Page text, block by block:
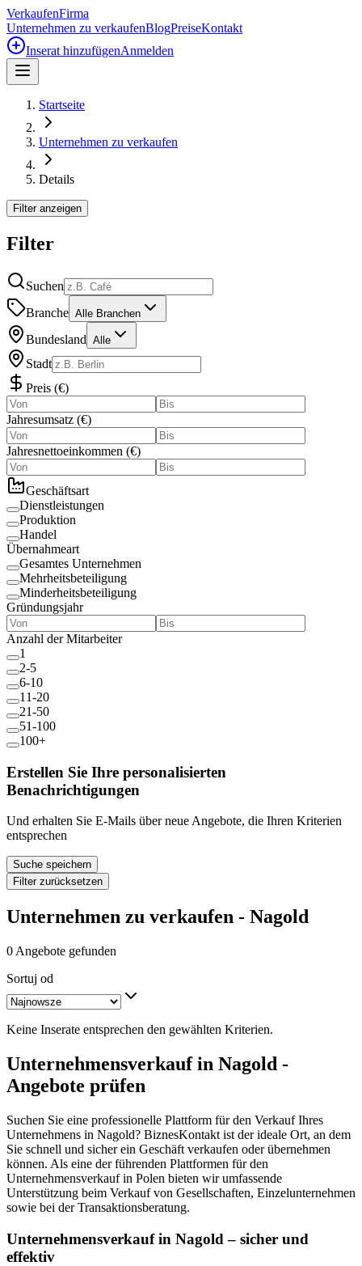
VerkaufenFirma
Unternehmen zu verkaufenBlogPreiseKontakt
Inserat hinzufügenAnmelden
Startseite
Unternehmen zu verkaufen
Details
Filter anzeigen
Filter
Suchen
Branche Alle Branchen
Bundesland Alle
Stadt
Preis (€)
Jahresumsatz (€)
Jahresnettoeinkommen (€)
Geschäftsart
Dienstleistungen
Produktion
Handel
Übernahmeart
Gesamtes Unternehmen
Mehrheitsbeteiligung
Minderheitsbeteiligung
Gründungsjahr
Anzahl der Mitarbeiter
1
2-5
6-10
11-20
21-50
51-100
100+
Erstellen Sie Ihre personalisierten
Benachrichtigungen
Und erhalten Sie E-Mails über neue Angebote, die Ihren Kriterien
entsprechen
Suche speichern
Filter zurücksetzen
Unternehmen zu verkaufen - Nagold
0 Angebote gefunden
Sortuj od
Keine Inserate entsprechen den gewählten Kriterien.
Unternehmensverkauf in Nagold -
Angebote prüfen
Suchen Sie eine professionelle Plattform für den Verkauf Ihres
Unternehmens in Nagold? BiznesKontakt ist der ideale Ort, an dem
Sie schnell und sicher ein Geschäft verkaufen oder übernehmen
können. Als eine der führenden Plattformen für den
Unternehmensverkauf in Polen bieten wir umfassende
Unterstützung beim Verkauf von Gesellschaften, Einzelunternehmen
sowie bei der Transaktionsberatung.
Unternehmensverkauf in Nagold – sicher und
effektiv